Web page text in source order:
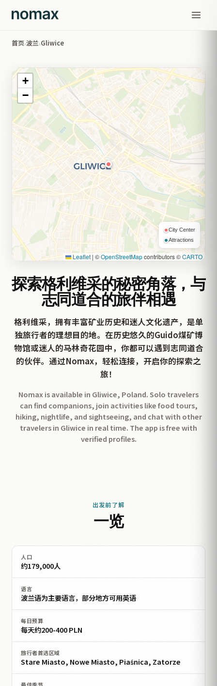
首页›波兰›Gliwice
探索格利维采的秘密角落，与
志同道合的旅伴相遇
格利维采，拥有丰富矿业历史和迷人文化遗产，是单
独旅行者的理想目的地。在历史悠久的Guido煤矿博
物馆或迷人的马林奇花园中，你都可以遇到志同道合
的伙伴。通过Nomax，轻松连接，开启你的探索之
旅！
Nomax is available in Gliwice, Poland. Solo travelers
can find companions, join activities like food tours,
hiking, nightlife, and sightseeing, and chat with other
travelers in Gliwice in real time. The app is free with
verified profiles.
+
−
City Center
Attractions
Leaflet | ©OpenStreetMapcontributors ©CARTO
出发前了解
一览
人口
约179,000人
语言
波兰语为主要语言，部分地方可用英语
每日预算
每天约200-400 PLN
旅行者首选区域
Stare Miasto, Nowe Miasto, Piaśnica, Zatorze